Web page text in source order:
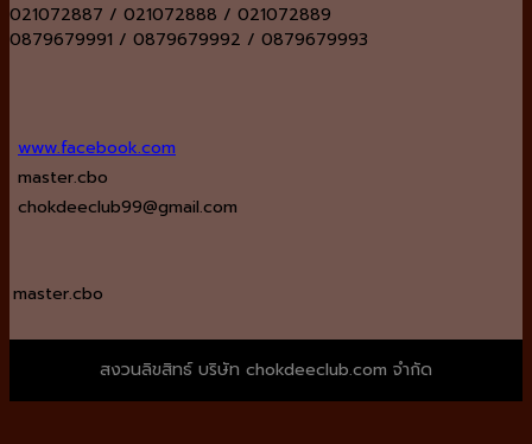
021072887 / 021072888 / 021072889
0879679991 / 0879679992 / 0879679993
www.facebook.com
master.cbo
chokdeeclub99@gmail.com
master.cbo
สงวนลิขสิทธ์ บริษัท chokdeeclub.com จำกัด